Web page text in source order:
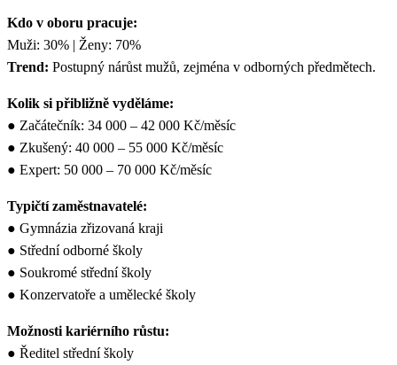
Kdo v oboru pracuje:
Muži: 30% | Ženy: 70%
Trend: Postupný nárůst mužů, zejména v odborných předmětech.
Kolik si přibližně vyděláme:
● Začátečník: 34 000 – 42 000 Kč/měsíc
● Zkušený: 40 000 – 55 000 Kč/měsíc
● Expert: 50 000 – 70 000 Kč/měsíc
Typičtí zaměstnavatelé:
● Gymnázia zřizovaná kraji
● Střední odborné školy
● Soukromé střední školy
● Konzervatoře a umělecké školy
Možnosti kariérního růstu:
● Ředitel střední školy